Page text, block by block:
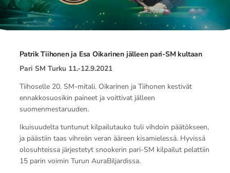
Patrik Tiihonen ja Esa Oikarinen jälleen pari-SM kultaan
Pari SM Turku 11.-12.9.2021
Tiihoselle 20. SM-mitali. Oikarinen ja Tiihonen kestivät
ennakkosuosikin paineet ja voittivat jälleen
suomenmestaruuden.
Ikuisuudelta tuntunut kilpailutauko tuli vihdoin päätökseen,
ja päästiin taas vihreän veran ääreen kisamielessä. Hyvissä
olosuhteissa järjestetyt snookerin pari-SM kilpailut pelattiin
15 parin voimin Turun AuraBiljardissa.